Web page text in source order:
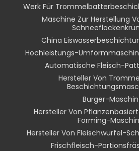
Werk Für
Maschine Zur Herstellung
China
Hochleistungs-
Automatische Fleisch-
Hersteller Von
Burger-
Hersteller Von
Forming-
Hersteller Von Fleischwürfel-
Frischfleisch-